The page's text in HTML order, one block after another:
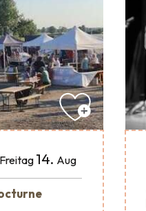
Freitag 14. Aug